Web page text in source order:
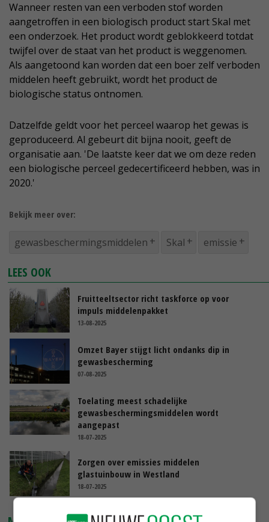
Wanneer resten van een verboden stof worden
aangetroffen in een biologisch product start Skal met
een onderzoek. Het product wordt geblokkeerd totdat
twijfel over de staat van het product is weggenomen.
Als aangetoond kan worden dat een boer zelf verboden
middelen heeft gebruikt, wordt het product de
biologische status ontnomen.
Datzelfde geldt voor het perceel waarop het gewas is
geproduceerd. Al gebeurt dit bijna nooit, geeft de
organisatie aan. 'De laatste keer dat we om deze reden
een biologische perceel gedecertificeerd hebben, was in
2020.'
Bekijk meer over:
gewasbeschermingsmiddelen Skal emissie
LEES OOK
Fruitteeltsector richt taskforce op voor
impuls middelenpakket
13-08-2025
Omzet Bayer stijgt licht ondanks dip in
gewasbescherming
07-08-2025
Toelating meest schadelijke
gewasbeschermingsmiddelen wordt
aangepast
18-07-2025
Zorgen over emissies middelen
glastuinbouw in Westland
18-07-2025